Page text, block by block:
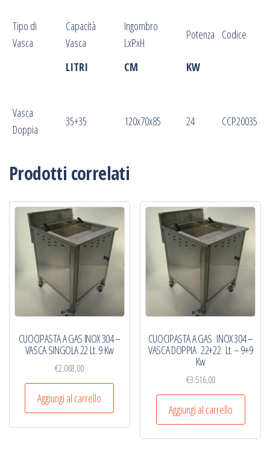
quantità
Tipo di
Vasca
Capacità
Vasca
Ingombro
LxPxH
Potenza Codice
LITRI CM KW
Vasca
Doppia
35+35 120x70x85 24 CCP20035
Prodotti correlati
CUOCIPASTA A GAS INOX 304 –
VASCA SINGOLA 22 Lt. 9 Kw
€2.068,00
Aggiungi al carrello
CUOCIPASTA A GAS INOX 304 –
VASCA DOPPIA 22+22 Lt. – 9+9
Kw
€3.516,00
Aggiungi al carrello